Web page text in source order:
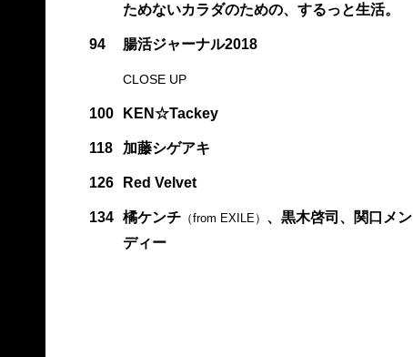
ためないカラダのための、するっと生活。
94 腸活ジャーナル2018
CLOSE UP
100 KEN☆Tackey
118 加藤シゲアキ
126 Red Velvet
134 橘ケンチ（from EXILE） 、黒木啓司、関口メン
ディー